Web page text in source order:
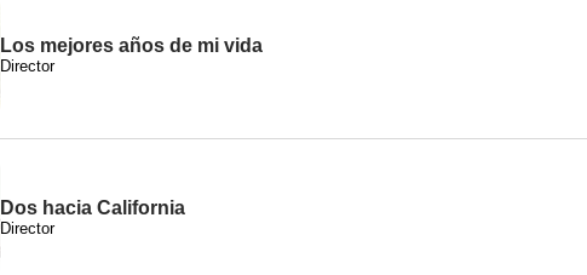
Los mejores años de mi vida
Director
Dos hacia California
Director